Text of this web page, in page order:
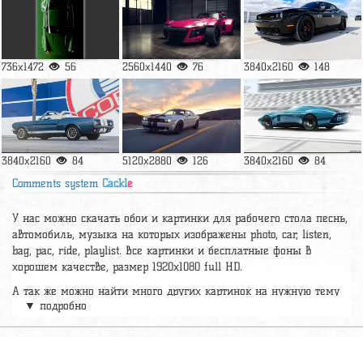
736x1472 56 2560x1440 76 3840x2160 148
3840x2160 84 5120x2880 126 3840x2160 84
Comments system Cackle
У нас можно скачать обои и картинки для рабочего стола песнь,
автомобиль, музыка на которых изображены photo, car, listen,
bag, pac, ride, playlist. Все картинки и бесплатные фоны в
хорошем качестве, размер 1920х1080 full HD.
А так же можно найти много других картинок на нужную тему
разделобои Машины
большое количество красивых широкоформатных картинок, фото
▼ подробно